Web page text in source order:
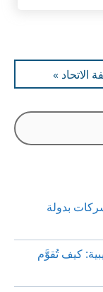
الاتحاد »
بدولة
كيف تُقوَّم